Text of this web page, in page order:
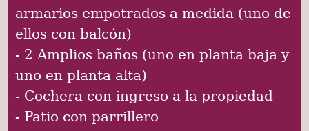
armarios empotrados a medida (uno de
ellos con balcón)
- 2 Amplios baños (uno en planta baja y
uno en planta alta)
- Cochera con ingreso a la propiedad
- Patio con parrillero